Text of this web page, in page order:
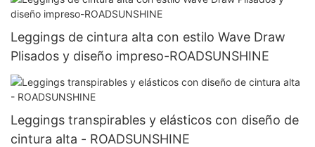
Leggings de cintura alta con estilo Wave Draw
Plisados y diseño impreso-ROADSUNSHINE
Leggings transpirables y elásticos con diseño de
cintura alta - ROADSUNSHINE